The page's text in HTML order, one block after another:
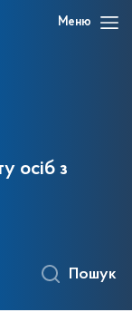
Меню
осіб з
Пошук